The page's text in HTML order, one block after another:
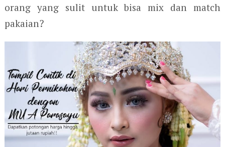
orang yang sulit untuk bisa mix dan match
pakaian?